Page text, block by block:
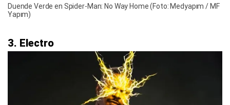
Duende Verde en Spider-Man: No Way Home (Foto: Medyapım / MF
Yapım)
3. Electro